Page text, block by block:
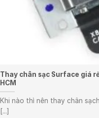
Thay chân sạc Surface giá
HCM
Khi nào thì nên thay chân
[...]